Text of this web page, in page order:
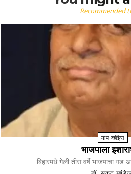
Recommended
माय व्हॉईस
भाजपाला
बिहारमधे गेली तीस वर्षे भाजपाचा